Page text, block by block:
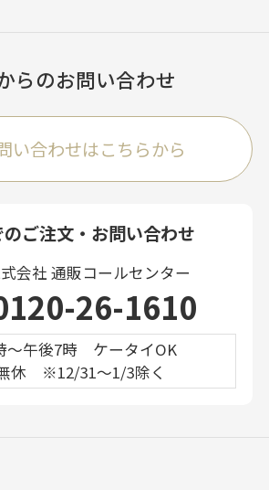
らのお問い合わせ
い合わせはこちらから
ご注文・お問い合わせ
会社 通販コールセンター
26-1610
～午後7時 ケータイOK
休 ※12/31～1/3除く